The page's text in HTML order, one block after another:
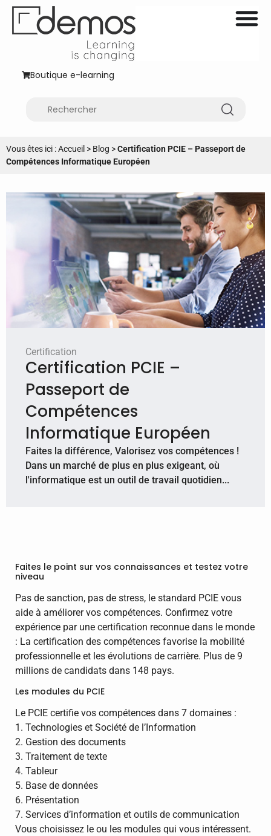
Boutique e-learning
Vous êtes ici :Accueil > Blog >Certification PCIE – Passeport de
Compétences Informatique Européen
Certification
Certification PCIE –
Passeport de
Compétences
Informatique Européen
Faites la différence, Valorisez vos compétences !
Dans un marché de plus en plus exigeant, où
l'informatique est un outil de travail quotidien...
Faites le point sur vos connaissances et testez votre
niveau
Pas de sanction, pas de stress, le standard PCIE vous
aide à améliorer vos compétences. Confirmez votre
expérience par une certification reconnue dans le monde
: La certification des compétences favorise la mobilité
professionnelle et les évolutions de carrière. Plus de 9
millions de candidats dans 148 pays.
Les modules du PCIE
Le PCIE certifie vos compétences dans 7 domaines :
1. Technologies et Société de l’Information
2. Gestion des documents
3. Traitement de texte
4. Tableur
5. Base de données
6. Présentation
7. Services d’information et outils de communication
Vous choisissez le ou les modules qui vous intéressent.